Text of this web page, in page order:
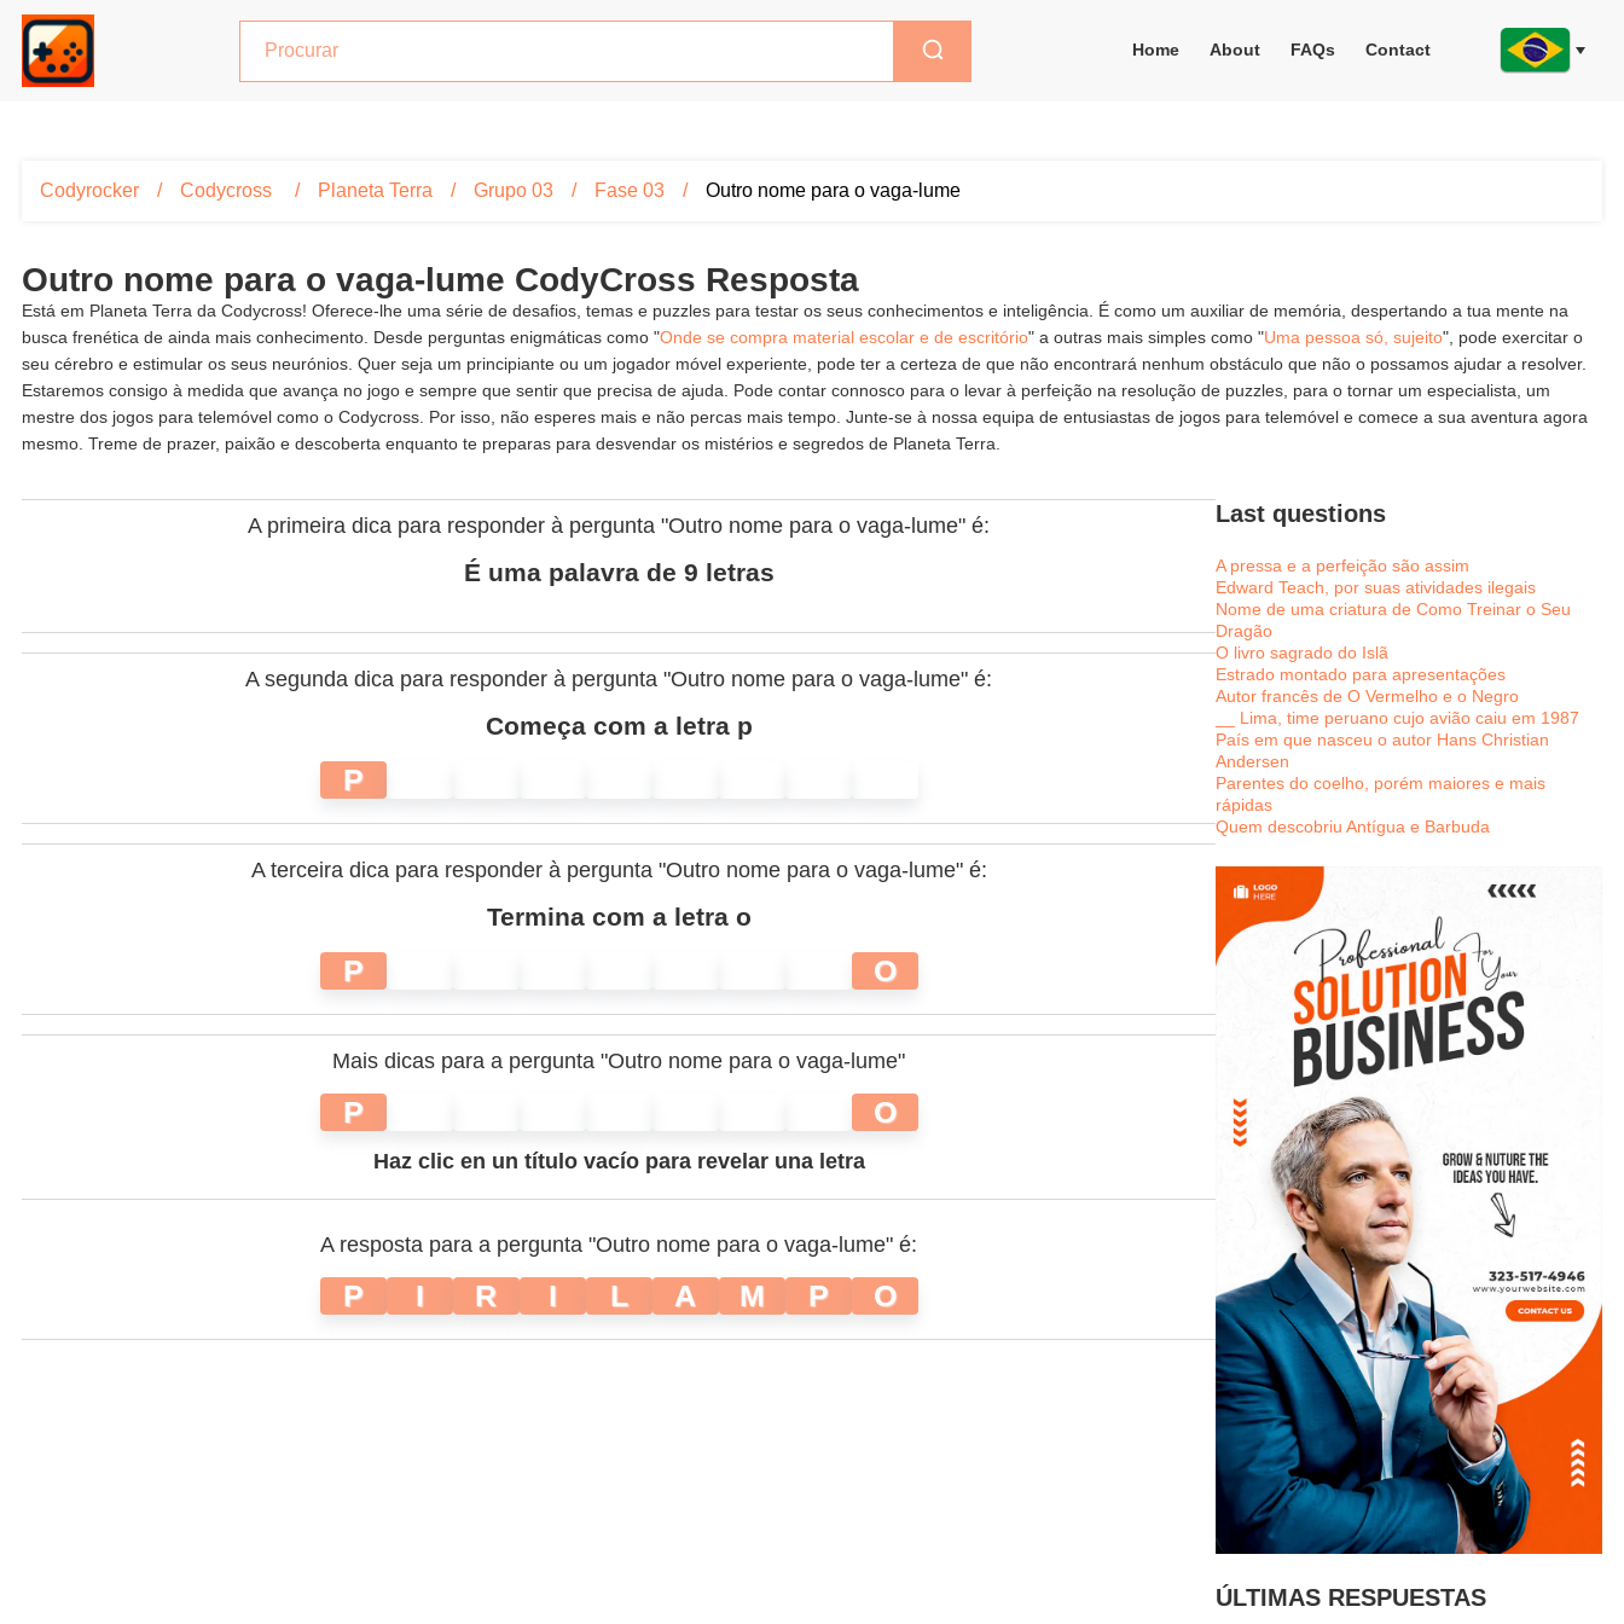
Home About FAQs Contact
Codyrocker Codycross Planeta Terra Grupo 03 Fase 03 Outro nome para o vaga-lume
Outro nome para o vaga-lume CodyCross Resposta
Está em Planeta Terra da Codycross! Oferece-lhe uma série de desafios, temas e puzzles para testar os seus conhecimentos e inteligência. É como um auxiliar de memória, despertando a tua mente na
busca frenética de ainda mais conhecimento. Desde perguntas enigmáticas como "Onde se compra material escolar e de escritório" a outras mais simples como "Uma pessoa só, sujeito", pode exercitar o
seu cérebro e estimular os seus neurónios. Quer seja um principiante ou um jogador móvel experiente, pode ter a certeza de que não encontrará nenhum obstáculo que não o possamos ajudar a resolver.
Estaremos consigo à medida que avança no jogo e sempre que sentir que precisa de ajuda. Pode contar connosco para o levar à perfeição na resolução de puzzles, para o tornar um especialista, um
mestre dos jogos para telemóvel como o Codycross. Por isso, não esperes mais e não percas mais tempo. Junte-se à nossa equipa de entusiastas de jogos para telemóvel e comece a sua aventura agora
mesmo. Treme de prazer, paixão e descoberta enquanto te preparas para desvendar os mistérios e segredos de Planeta Terra.
A primeira dica para responder à pergunta "Outro nome para o vaga-lume" é:
É uma palavra de 9 letras
A segunda dica para responder à pergunta "Outro nome para o vaga-lume" é:
Começa com a letra p
P
A terceira dica para responder à pergunta "Outro nome para o vaga-lume" é:
Termina com a letra o
P O
Mais dicas para a pergunta "Outro nome para o vaga-lume"
P O
Haz clic en un título vacío para revelar una letra
A resposta para a pergunta "Outro nome para o vaga-lume" é:
P I R I L A M P O
Last questions
A pressa e a perfeição são assim
Edward Teach, por suas atividades ilegais
Nome de uma criatura de Como Treinar o Seu
Dragão
O livro sagrado do Islã
Estrado montado para apresentações
Autor francês de O Vermelho e o Negro
__ Lima, time peruano cujo avião caiu em 1987
País em que nasceu o autor Hans Christian
Andersen
Parentes do coelho, porém maiores e mais
rápidas
Quem descobriu Antígua e Barbuda
ÚLTIMAS RESPUESTAS